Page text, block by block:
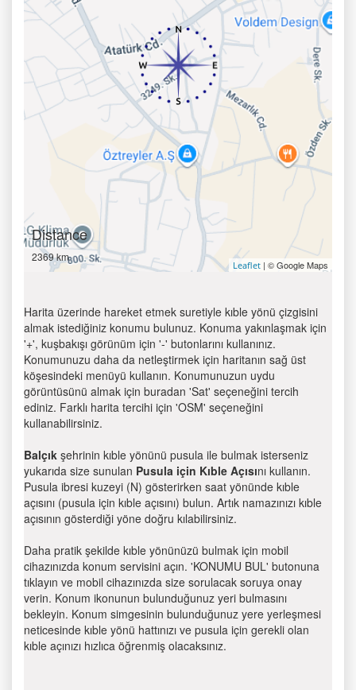
Distance
2369 km
Leaflet | © Google Maps
Harita üzerinde hareket etmek suretiyle kıble yönü çizgisini
almak istediğiniz konumu bulunuz. Konuma yakınlaşmak için
'+', kuşbakışı görünüm için '-' butonlarını kullanınız.
Konumunuzu daha da netleştirmek için haritanın sağ üst
köşesindeki menüyü kullanın. Konumunuzun uydu
görüntüsünü almak için buradan 'Sat' seçeneğini tercih
ediniz. Farklı harita tercihi için 'OSM' seçeneğini
kullanabilirsiniz.
Balçık şehrinin kıble yönünü pusula ile bulmak isterseniz
yukarıda size sunulan Pusula için Kıble Açısını kullanın.
Pusula ibresi kuzeyi (N) gösterirken saat yönünde kıble
açısını (pusula için kıble açısını) bulun. Artık namazınızı kıble
açısının gösterdiği yöne doğru kılabilirsiniz.
Daha pratik şekilde kıble yönünüzü bulmak için mobil
cihazınızda konum servisini açın. 'KONUMU BUL' butonuna
tıklayın ve mobil cihazınızda size sorulacak soruya onay
verin. Konum ikonunun bulunduğunuz yeri bulmasını
bekleyin. Konum simgesinin bulunduğunuz yere yerleşmesi
neticesinde kıble yönü hattınızı ve pusula için gerekli olan
kıble açınızı hızlıca öğrenmiş olacaksınız.